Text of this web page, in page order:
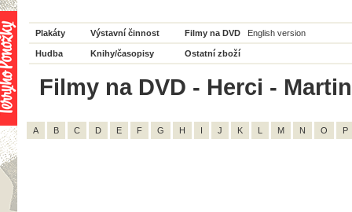
Plakáty Výstavní činnost Filmy na DVD English version
Hudba Knihy/časopisy Ostatní zboží
Filmy na DVD - Herci -
A B C D E F G H I J K L M N O P